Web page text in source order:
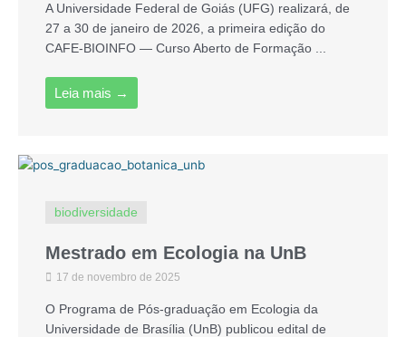
A Universidade Federal de Goiás (UFG) realizará, de
27 a 30 de janeiro de 2026, a primeira edição do
CAFE-BIOINFO — Curso Aberto de Formação ...
Leia mais →
biodiversidade
Mestrado em Ecologia na UnB
17 de novembro de 2025
O Programa de Pós-graduação em Ecologia da
Universidade de Brasília (UnB) publicou edital de